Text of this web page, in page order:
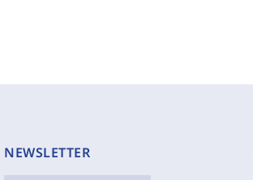
NEWSLETTER